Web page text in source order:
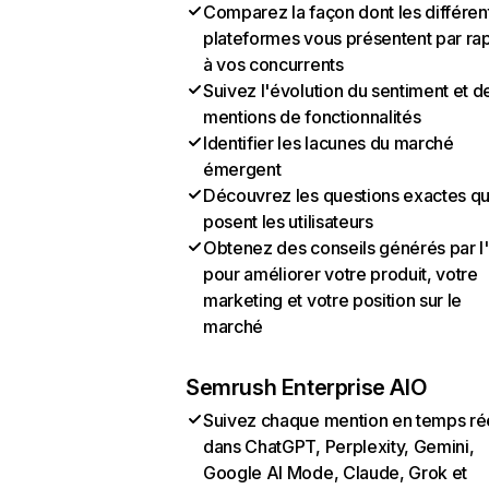
Comparez la façon dont les
plateformes vous présentent par
à vos concurrents
Suivez l'évolution du sentiment et
mentions de fonctionnalités
Identifier les lacunes du marché
émergent
Découvrez les questions exactes
posent les utilisateurs
Obtenez des conseils générés par
pour améliorer votre produit, votre
marketing et votre position sur le
marché
Semrush Enterprise AIO
Suivez chaque mention en temps
dans ChatGPT, Perplexity, Gemini,
Google AI Mode, Claude, Grok et